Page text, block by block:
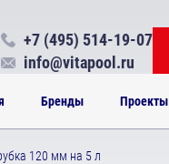
Бренды Проекты
+7 (495) 514-19-07
info@vitapool.ru
120 мм на 5 л